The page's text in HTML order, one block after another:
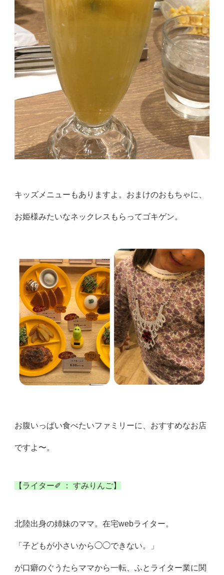
キッズメニューもありますよ。おまけのおもちゃに、
お姫様みたいなネックレスもらってゴキゲン。
お腹いっぱい食べたいファミリーに、おすすめなお店
ですよ〜。
【ライター✐ ： すみりんご】
北陸出身の姉妹のママ。在宅webライター。
「子どもが小さいから◯◯できない。」
が口癖のぐうたらママから一転、ふとライター業に関